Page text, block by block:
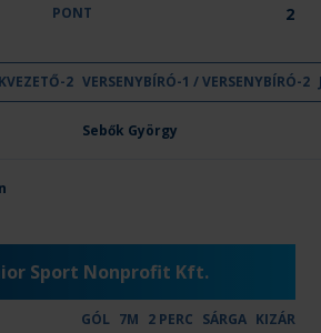
PONT 2
VÉGEREDMÉNY FÉLIDŐ BÜNTETŐ GY D
19 10
I.
2 VERSENYBÍRÓ-1 / VERSENYBÍRÓ-2
Sebők György
Sport Nonprofit Kft.
GÓL 7M 2 PERC SÁRGA KIZÁR